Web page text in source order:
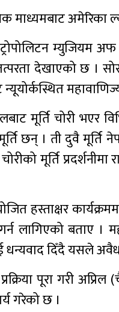
माध्यमबाट अमेरिका
म्युजियम
देखाएको छ ।
मूर्ति चोरी भएर
छन् । ती दुवै मूर्ति
मूर्ति
हस्ताक्षर
गर्न लागिएको बताए ।
दिँदै यसले
पूरा गरी
गरेको छ ।